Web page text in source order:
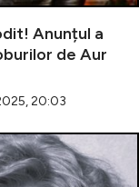
Anunțul a
de Aur
20:03